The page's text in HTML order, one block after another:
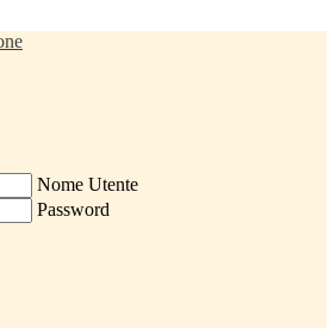
Nome Utente
Password